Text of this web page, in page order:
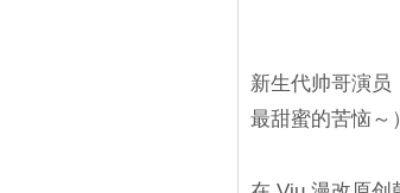
新生代帅哥演员
最甜蜜的苦恼～）